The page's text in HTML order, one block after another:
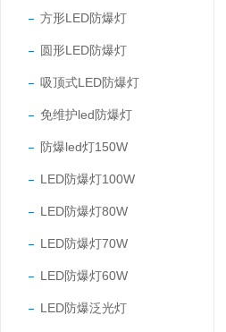
方形LED防爆灯
圆形LED防爆灯
吸顶式LED防爆灯
免维护led防爆灯
防爆led灯150W
LED防爆灯100W
LED防爆灯80W
LED防爆灯70W
LED防爆灯60W
LED防爆泛光灯